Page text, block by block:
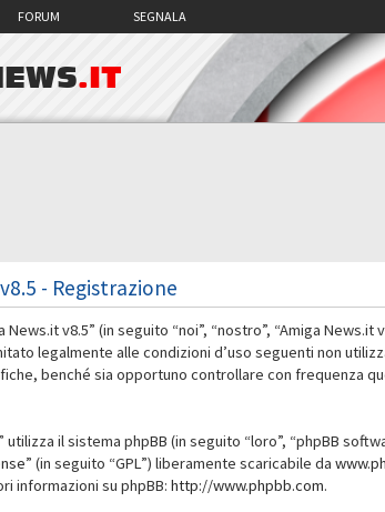
FORUM SEGNALA
.IT
- Registrazione
News.it v8.5” (in seguito “noi”, “nostro”, “Amiga
legalmente alle condizioni d’uso seguenti non
benché sia opportuno controllare con frequenza
utilizza il sistema phpBB (in seguito “loro”, “phpBB
” (in seguito “GPL”) liberamente scaricabile da
informazioni su phpBB:http://www.phpbb.com.